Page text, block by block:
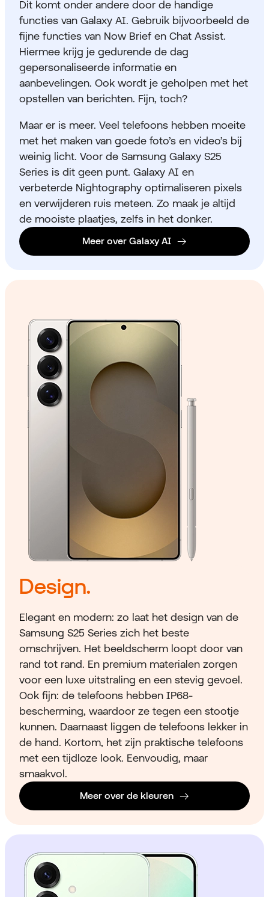
Dit komt onder andere door de handige
functies van Galaxy AI. Gebruik bijvoorbeeld de
fijne functies van Now Brief en Chat Assist.
Hiermee krijg je gedurende de dag
gepersonaliseerde informatie en
aanbevelingen. Ook wordt je geholpen met het
opstellen van berichten. Fijn, toch?
Maar er is meer. Veel telefoons hebben moeite
met het maken van goede foto’s en video’s bij
weinig licht. Voor de Samsung Galaxy S25
Series is dit geen punt. Galaxy AI en
verbeterde Nightography optimaliseren pixels
en verwijderen ruis meteen. Zo maak je altijd
de mooiste plaatjes, zelfs in het donker.
Meer over Galaxy AI
Design.
Elegant en modern: zo laat het design van de
Samsung S25 Series zich het beste
omschrijven. Het beeldscherm loopt door van
rand tot rand. En premium materialen zorgen
voor een luxe uitstraling en een stevig gevoel.
Ook fijn: de telefoons hebben IP68-
bescherming, waardoor ze tegen een stootje
kunnen. Daarnaast liggen de telefoons lekker in
de hand. Kortom, het zijn praktische telefoons
met een tijdloze look. Eenvoudig, maar
smaakvol.
Meer over de kleuren